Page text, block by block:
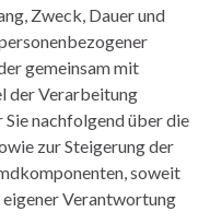
Zweck, Dauer und
gemeinsam mit
der Verarbeitung
nachfolgend über die
zur Steigerung der
soweit
Verantwortung